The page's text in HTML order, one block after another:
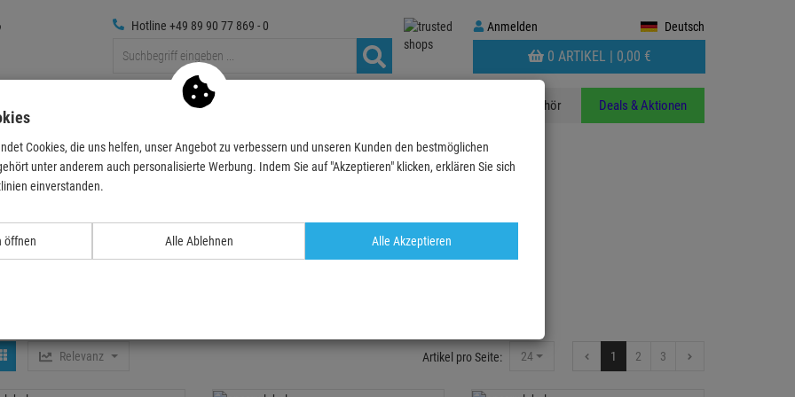
Anmelden
Anmelden Deutsch
WARENKORB
AUFKLAPPEN
0 ARTIKEL | 0,00 €
Hotline +49 89 90 77 869 - 0
Medientechnik Zubehör Deals & Aktionen
32A CEE Eingang
CEE Eingang
32A CEE Verteiler Mobil
Relevanz Artikel pro Seite: 24 1 2 3
Cookies, die uns helfen, unser Angebot zu verbessern und unseren Kunden den bestmöglichen
unter anderem auch personalisierte Werbung. Indem Sie auf "Akzeptieren" klicken, erklären Sie sich
einverstanden.
öffnen Alle Ablehnen Alle Akzeptieren